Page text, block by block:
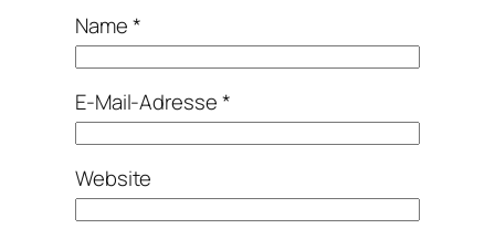
Name*
E-Mail-Adresse*
Website